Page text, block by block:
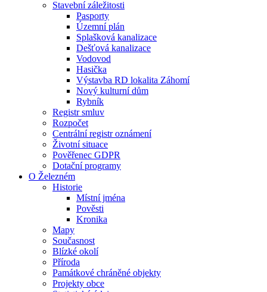
Stavební záležitosti
Pasporty
Územní plán
Splašková kanalizace
Dešťová kanalizace
Vodovod
Hasička
Výstavba RD lokalita Záhomí
Nový kulturní dům
Rybník
Registr smluv
Rozpočet
Centrální registr oznámení
Životní situace
Pověřenec GDPR
Dotační programy
O Železném
Historie
Místní jména
Pověsti
Kronika
Mapy
Současnost
Blízké okolí
Příroda
Památkové chráněné objekty
Projekty obce